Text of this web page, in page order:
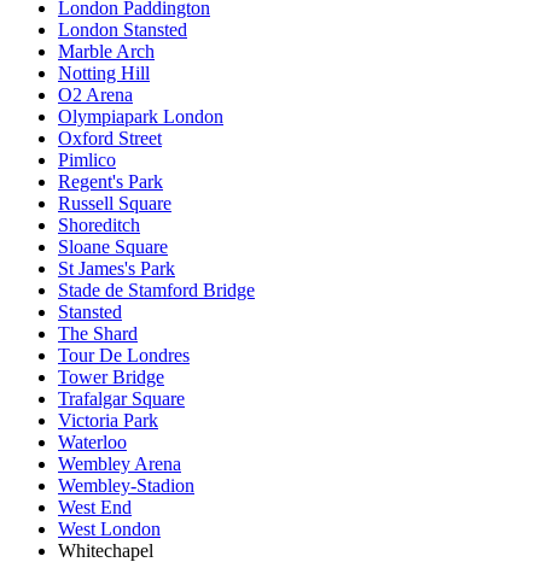
London Paddington
London Stansted
Marble Arch
Notting Hill
O2 Arena
Olympiapark London
Oxford Street
Pimlico
Regent's Park
Russell Square
Shoreditch
Sloane Square
St James's Park
Stade de Stamford Bridge
Stansted
The Shard
Tour De Londres
Tower Bridge
Trafalgar Square
Victoria Park
Waterloo
Wembley Arena
Wembley-Stadion
West End
West London
Whitechapel